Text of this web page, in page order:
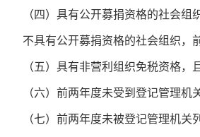
（四）具有公开募捐资格的社会
不具有公开募捐资格的社会组织，
（五）具有非营利组织免税资格，
（六）前两年度未受到登记管理机
（七）前两年度未被登记管理机关